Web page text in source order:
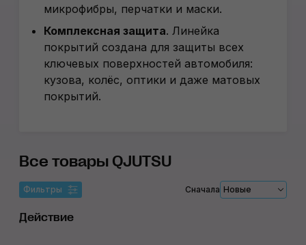
микрофибры, перчатки и маски.
Комплексная защита. Линейка
покрытий создана для защиты всех
ключевых поверхностей автомобиля:
кузова, колёс, оптики и даже матовых
покрытий.
Все товары QJUTSU
Фильтры Сначала Новые
Действие